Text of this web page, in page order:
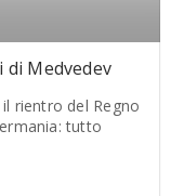
di Medvedev
rientro del Regno
tutto